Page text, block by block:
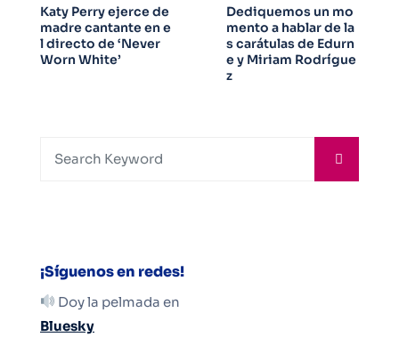
Katy Perry ejerce de
madre cantante en e
l directo de ‘Never
Worn White’
Dediquemos un mo
mento a hablar de la
s carátulas de Edurn
e y Miriam Rodrígue
z
¡Síguenos en redes!
Doy la pelmada en
Bluesky